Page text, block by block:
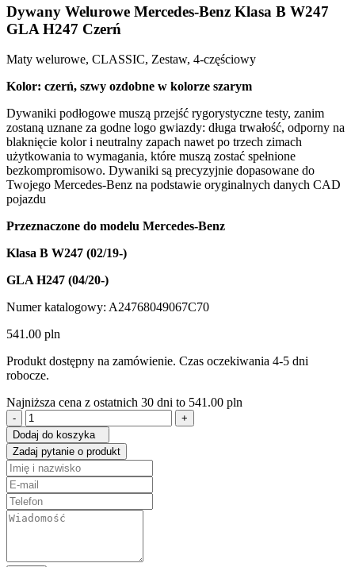
Dywany Welurowe Mercedes-Benz Klasa B W247
GLA H247 Czerń
Maty welurowe, CLASSIC, Zestaw, 4-częściowy
Kolor: czerń, szwy ozdobne w kolorze szarym
Dywaniki podłogowe muszą przejść rygorystyczne testy, zanim
zostaną uznane za godne logo gwiazdy: długa trwałość, odporny na
blaknięcie kolor i neutralny zapach nawet po trzech zimach
użytkowania to wymagania, które muszą zostać spełnione
bezkompromisowo. Dywaniki są precyzyjnie dopasowane do
Twojego Mercedes-Benz na podstawie oryginalnych danych CAD
pojazdu
Przeznaczone do modelu Mercedes-Benz
Klasa B W247 (02/19-)
GLA H247 (04/20-)
Numer katalogowy: A24768049067C70
541.00 pln
Produkt dostępny na zamówienie. Czas oczekiwania 4-5 dni
robocze.
Najniższa cena z ostatnich 30 dni to 541.00 pln
ilość
Dywany
Welurowe
Mercedes-
Benz
Klasa
B
W247
Czerń
Dodaj do koszyka
Zadaj pytanie o produkt